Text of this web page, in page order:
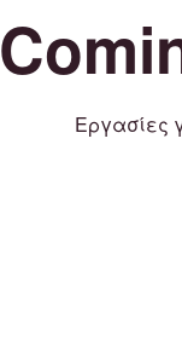
Εργασίες